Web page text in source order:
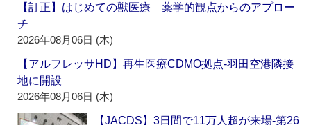
【訂正】はじめての獣医療 薬学的観点からのアプロー
チ
2026年08月06日 (木)
【アルフレッサHD】再生医療CDMO拠点‐羽田空港隣接
地に開設
2026年08月06日 (木)
【JACDS】3日間で11万人超が来場‐第26